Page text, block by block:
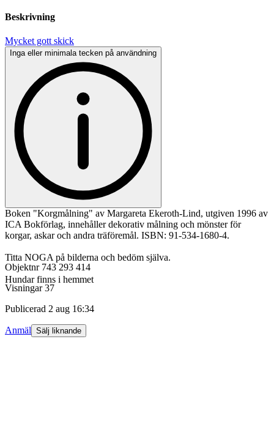
Beskrivning
Mycket gott skick
Inga eller minimala tecken på användning
Boken "Korgmålning" av Margareta Ekeroth-Lind, utgiven 1996 av
ICA Bokförlag, innehåller dekorativ målning och mönster för
korgar, askar och andra träföremål. ISBN: 91-534-1680-4.
Titta NOGA på bilderna och bedöm själva.
Hundar finns i hemmet
Objektnr 743 293 414
Visningar 37
Publicerad 2 aug 16:34
Anmäl Sälj liknande